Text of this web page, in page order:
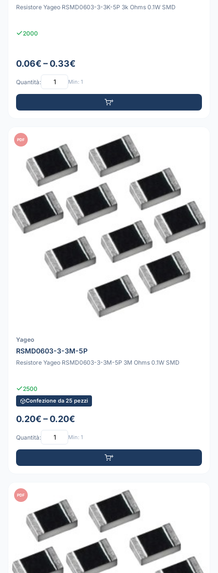
Resistore Yageo RSMD0603-3-3K-5P 3k Ohms 0.1W SMD
2000
0.06€ – 0.33€
Quantità: Min: 1
PDF
Yageo
RSMD0603-3-3M-5P
Resistore Yageo RSMD0603-3-3M-5P 3M Ohms 0.1W SMD
2500
Confezione da 25 pezzi
0.20€ – 0.20€
Quantità: Min: 1
PDF